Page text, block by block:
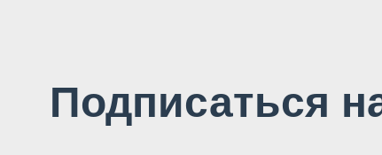
Подписаться